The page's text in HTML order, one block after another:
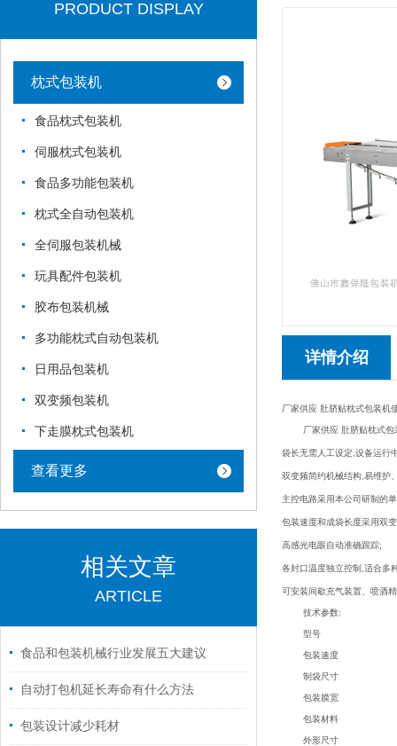
PRODUCT DISPLAY
枕式包装机
食品枕式包装机
伺服枕式包装机
食品多功能包装机
枕式全自动包装机
全伺服包装机械
玩具配件包装机
胶布包装机械
多功能枕式自动包装机
日用品包装机
双变频包装机
下走膜枕式包装机
查看更多
相关文章
ARTICLE
食品和包装机械行业发展五大建议
自动打包机延长寿命有什么方法
包装设计减少耗材
详情介绍
厂家供应 肚脐贴枕式包装机
厂家供应 肚脐贴枕式包
袋长无需人工设定 设备运行
双变频简约机械结构 易维护
主控电路采用本公司研制的
包装速度和成袋长度采用双
高感光电眼自动准确跟踪;
各封口温度独立控制 适合多
可安装间歇充气装置、喷酒
技术参数:
型号
包装速度
制袋尺寸
包装膜宽
包装材料
外形尺寸